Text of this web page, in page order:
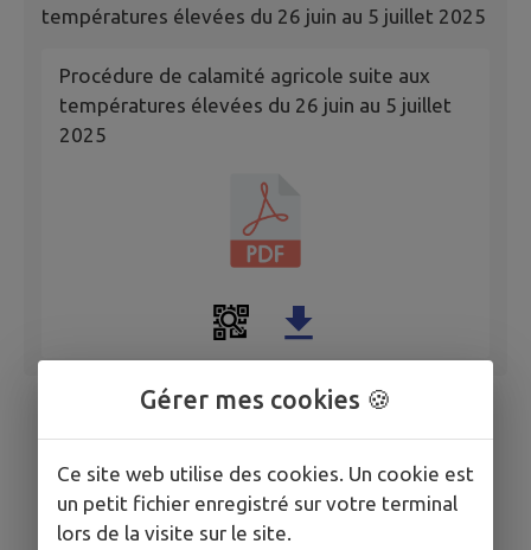
températures élevées du 26 juin au 5 juillet 2025
Procédure de calamité agricole suite aux
températures élevées du 26 juin au 5 juillet
2025
Gérer mes cookies 🍪
Ce site web utilise des cookies. Un cookie est
un petit fichier enregistré sur votre terminal
lors de la visite sur le site.